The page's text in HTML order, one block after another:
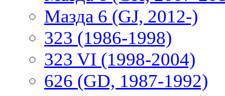
Мазда 6 (GJ, 2012-)
323 (1986-1998)
323 VI (1998-2004)
626 (GD, 1987-1992)